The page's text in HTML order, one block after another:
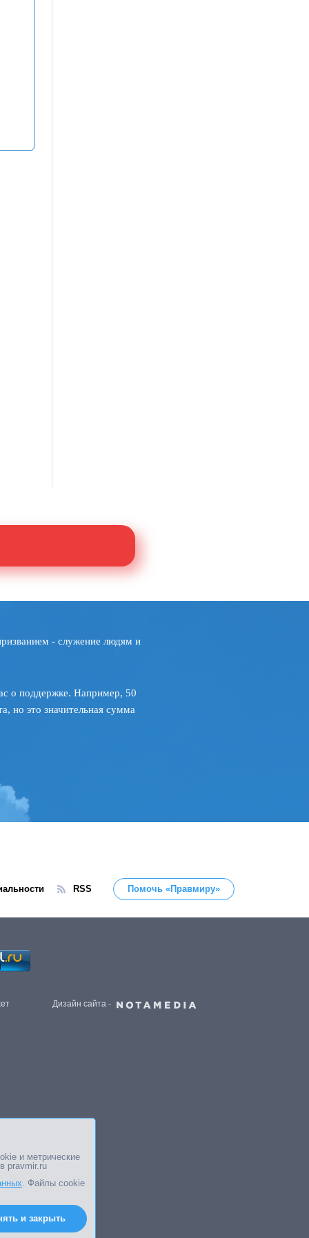
- служение людям и
о поддержке. Например, 50
но это значительная сумма
RSS Помочь «Правмиру»
Дизайн сайта -
и метрические
в pravmir.ru
. Файлы cookie
и закрыть